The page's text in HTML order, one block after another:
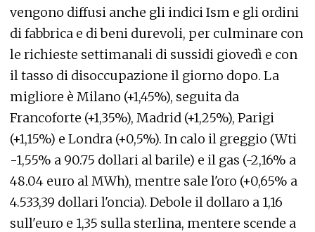
vengono diffusi anche gli indici Ism e gli ordini
di fabbrica e di beni durevoli, per culminare con
le richieste settimanali di sussidi giovedì e con
il tasso di disoccupazione il giorno dopo. La
migliore è Milano (+1,45%), seguita da
Francoforte (+1,35%), Madrid (+1,25%), Parigi
(+1,15%) e Londra (+0,5%). In calo il greggio (Wti
-1,55% a 90.75 dollari al barile) e il gas (-2,16% a
48.04 euro al MWh), mentre sale l'oro (+0,65% a
4.533,39 dollari l'oncia). Debole il dollaro a 1,16
sull'euro e 1,35 sulla sterlina, mentere scende a